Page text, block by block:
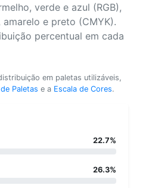
verde e azul (RGB),
e preto (CMYK).
percentual em cada
em paletas utilizáveis,
Paletas e a Escala de Cores.
22.7%
26.3%